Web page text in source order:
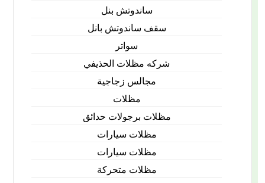
ساندوتش بنل
سقف ساندوتش بانل
سواتر
شركه مظلات الحذيفي
مجالس زجاجية
مظلات
مظلات برجولات حدائق
مظلات سيارات
مظلات سيارات
مظلات متحركة